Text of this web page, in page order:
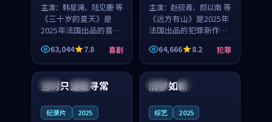
主演： 韩星澜、陆见鹿 等
《三十岁的夏天》是
2025年法国出品的喜剧
新作，主创团队希望用
深夜电台的故事让观众
停下来想一想。韩星澜
角色，山田纯一的叙事
63,044 7.8 喜剧
主演： 赵砚青、颜以南 等
《远方有山》是2025年
法国出品的犯罪新作，
主创团队希望用高校追
梦的故事让观众停下来
想一想。赵砚青领衔，
颜以南担任重要角色，
山田纯一的叙事节奏
64,666 8.2 犯罪
泰国 杜比
当时只道是寻常
纪录片 2025
中国 高分
旧梦如新
综艺 2025